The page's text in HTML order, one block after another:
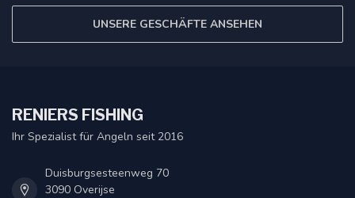
UNSERE GESCHÄFTE ANSEHEN
RENIERS FISHING
Ihr Spezialist für Angeln seit 2016
Duisburgsesteenweg 70
3090 Overijse